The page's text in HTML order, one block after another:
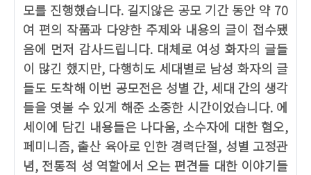
모를 진행했습니다. 길지않은 공모 기간 동안 약 70
여 편의 작품과 다양한 주제와 내용의 글이 접수됐
음에 먼저 감사드립니다. 대체로 여성 화자의 글들
이 많긴 했지만, 다행히도 세대별로 남성 화자의 글
들도 도착해 이번 공모전은 성별 간, 세대 간의 생각
들을 엿볼 수 있게 해준 소중한 시간이었습니다. 에
세이에 담긴 내용들은 나다움, 소수자에 대한 혐오,
페미니즘, 출산 육아로 인한 경력단절, 성별 고정관
념, 전통적 성 역할에서 오는 편견들 대한 이야기들